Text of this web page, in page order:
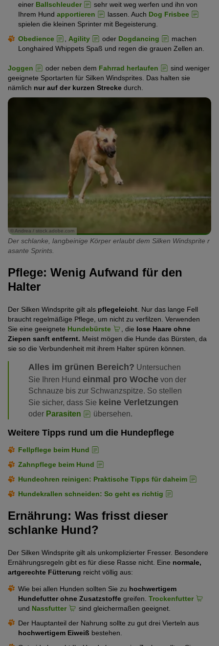
einer Ballschleuder
sehr weit weg werfen und ihn von
Ihrem Hund apportieren lassen. Auch Dog Frisbee
spielen die kleinen Sprinter mit Begeisterung.
Obedience
, Agility oder Dogdancing
machen
Longhaired Whippets Spaß und regen die grauen Zellen an.
Joggen oder neben dem Fahrrad herlaufen
sind weniger
geeignete Sportarten für Silken Windsprites. Das halten sie
nämlich nur auf der kurzen Strecke durch.
© Andrea / stock.adobe.com
Der schlanke, langbeinige Körper erlaubt dem Silken Windsprite r
asante Sprints.
Pflege: Wenig Aufwand für den
Halter
Der Silken Windsprite gilt als pflegeleicht . Nur das lange Fell
braucht regelmäßige Pflege, um nicht zu verfilzen. Verwenden
Sie eine geeignete Hundebürste , die lose Haare ohne
Ziepen sanft entfernt. Meist mögen die Hunde das Bürsten, da
sie so die Verbundenheit mit ihrem Halter spüren können.
Alles im grünen Bereich? Untersuchen
Sie Ihren Hund einmal pro Woche von der
Schnauze bis zur Schwanzspitze. So stellen
Sie sicher, dass Sie keine Verletzungen
oder Parasiten übersehen.
Weitere Tipps rund um die Hundepflege
Fellpflege beim Hund
Zahnpflege beim Hund
Hundeohren reinigen: Praktische Tipps für daheim
Hundekrallen schneiden: So geht es richtig
Ernährung: Was frisst dieser
schlanke Hund?
Der Silken Windsprite gilt als unkomplizierter Fresser. Besondere
Ernährungsregeln gibt es für diese Rasse nicht. Eine normale,
artgerechte Fütterung reicht völlig aus:
Wie bei allen Hunden sollten Sie zu hochwertigem
Hundefutter ohne Zusatzstoffe greifen. Trockenfutter
und Nassfutter
sind gleichermaßen geeignet.
Der Hauptanteil der Nahrung sollte zu gut drei Vierteln aus
hochwertigem Eiweiß bestehen.